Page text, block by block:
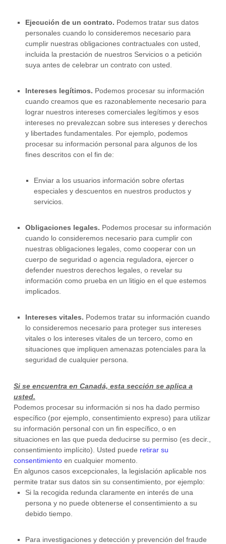
Ejecución de un contrato. Podemos tratar sus datos
personales cuando lo consideremos necesario para
cumplir nuestras obligaciones contractuales con usted,
incluida la prestación de nuestros Servicios o a petición
suya antes de celebrar un contrato con usted.
Intereses legítimos. Podemos procesar su información
cuando creamos que es razonablemente necesario para
lograr nuestros intereses comerciales legítimos y esos
intereses no prevalezcan sobre sus intereses y derechos
y libertades fundamentales. Por ejemplo, podemos
procesar su información personal para algunos de los
fines descritos con el fin de:
Enviar a los usuarios información sobre ofertas
especiales y descuentos en nuestros productos y
servicios.
Obligaciones legales. Podemos procesar su información
cuando lo consideremos necesario para cumplir con
nuestras obligaciones legales, como cooperar con un
cuerpo de seguridad o agencia reguladora, ejercer o
defender nuestros derechos legales, o revelar su
información como prueba en un litigio en el que estemos
implicados.
Intereses vitales. Podemos tratar su información cuando
lo consideremos necesario para proteger sus intereses
vitales o los intereses vitales de un tercero, como en
situaciones que impliquen amenazas potenciales para la
seguridad de cualquier persona.
Si se encuentra en Canadá, esta sección se aplica a
usted.
Podemos procesar su información si nos ha dado permiso
específico (por ejemplo, consentimiento expreso) para utilizar
su información personal con un fin específico, o en
situaciones en las que pueda deducirse su permiso (es decir.
consentimiento implícito). Usted puede retirar su
consentimientoen cualquier momento.
En algunos casos excepcionales, la legislación aplicable nos
permite tratar sus datos sin su consentimiento, por ejemplo:
Si la recogida redunda claramente en interés de una
persona y no puede obtenerse el consentimiento a su
debido tiempo.
Para investigaciones y detección y prevención del fraude